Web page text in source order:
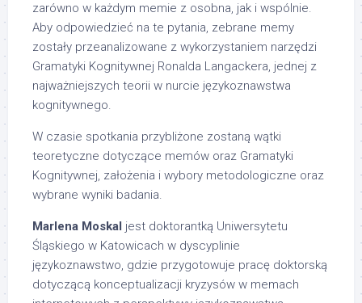
zarówno w każdym memie z osobna, jak i wspólnie.
Aby odpowiedzieć na te pytania, zebrane memy
zostały przeanalizowane z wykorzystaniem narzędzi
Gramatyki Kognitywnej Ronalda Langackera, jednej z
najważniejszych teorii w nurcie językoznawstwa
kognitywnego.
W czasie spotkania przybliżone zostaną wątki
teoretyczne dotyczące memów oraz Gramatyki
Kognitywnej, założenia i wybory metodologiczne oraz
wybrane wyniki badania.
Marlena Moskal jest doktorantką Uniwersytetu
Śląskiego w Katowicach w dyscyplinie
językoznawstwo, gdzie przygotowuje pracę doktorską
dotyczącą konceptualizacji kryzysów w memach